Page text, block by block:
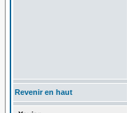
Revenir en haut